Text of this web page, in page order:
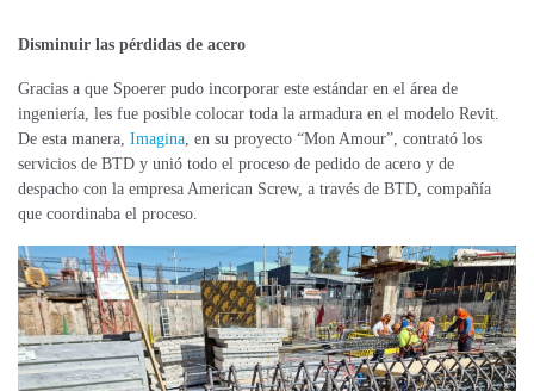
Disminuir las pérdidas de acero
Gracias a que Spoerer pudo incorporar este estándar en el área de
ingeniería, les fue posible colocar toda la armadura en el modelo Revit.
De esta manera, Imagina, en su proyecto “Mon Amour”, contrató los
servicios de BTD y unió todo el proceso de pedido de acero y de
despacho con la empresa American Screw, a través de BTD, compañía
que coordinaba el proceso.